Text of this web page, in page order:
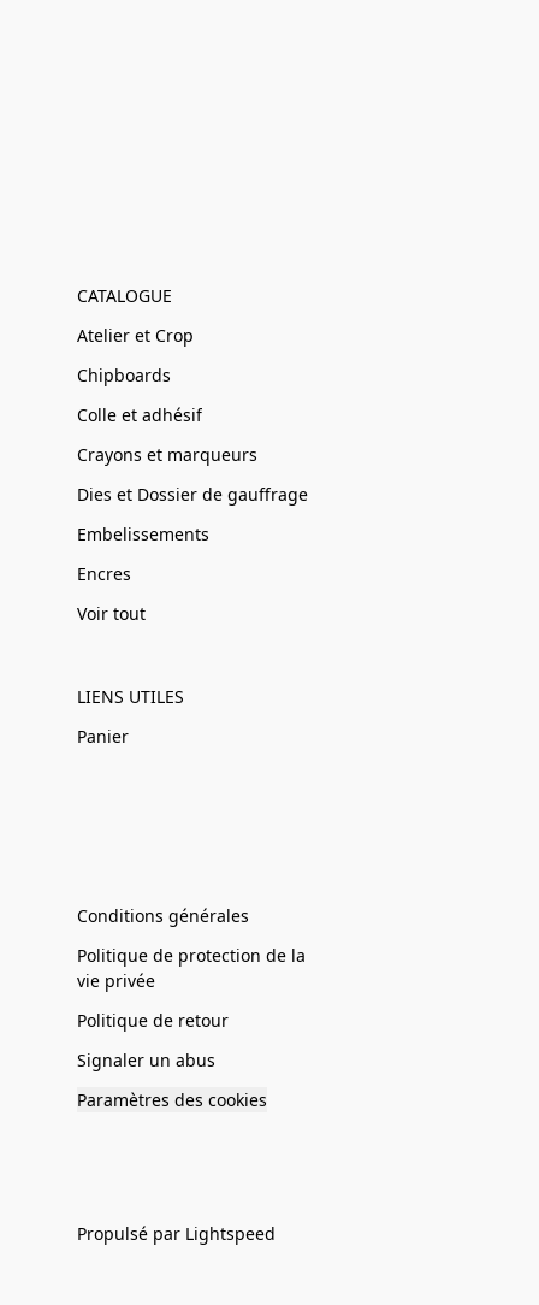
CATALOGUE
Atelier et Crop
Chipboards
Colle et adhésif
Crayons et marqueurs
Dies et Dossier de gauffrage
Embelissements
Encres
Voir tout
LIENS UTILES
Panier
Conditions générales
Politique de protection de la
vie privée
Politique de retour
Signaler un abus
Paramètres des cookies
Propulsé par Lightspeed